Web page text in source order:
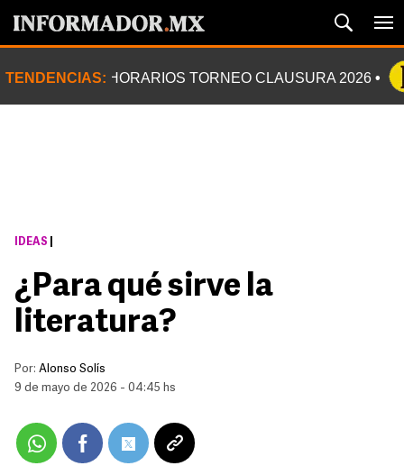
TENDENCIAS: HORARIOS TORNEO CLAUSURA 2026
IDEAS
¿Para qué sirve la
literatura?
Por: Alonso Solís
9 de mayo de 2026 - 04:45 hs